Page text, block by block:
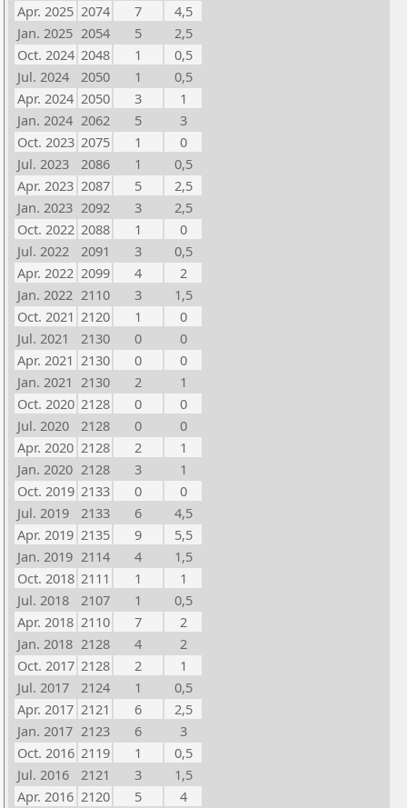
Apr. 2025 2074 7
4,5
Jan. 2025 2054 5
2,5
Oct. 2024 2048 1
0,5
Jul. 2024
2050 1
0,5
Apr. 2024 2050 3
1
Jan. 2024 2062 5
3
Oct. 2023 2075 1
0
Jul. 2023
2086 1
0,5
Apr. 2023 2087 5
2,5
Jan. 2023 2092 3
2,5
Oct. 2022 2088 1
0
Jul. 2022
2091 3
0,5
Apr. 2022 2099 4
2
Jan. 2022 2110 3
1,5
Oct. 2021 2120 1
0
Jul. 2021
2130 0
0
Apr. 2021 2130 0
0
Jan. 2021 2130 2
1
Oct. 2020 2128 0
0
Jul. 2020
2128 0
0
Apr. 2020 2128 2
1
Jan. 2020 2128 3
1
Oct. 2019 2133 0
0
Jul. 2019
2133 6
4,5
Apr. 2019 2135 9
5,5
Jan. 2019 2114 4
1,5
Oct. 2018 2111 1
1
Jul. 2018
2107 1
0,5
Apr. 2018 2110 7
2
Jan. 2018 2128 4
2
Oct. 2017 2128 2
1
Jul. 2017
2124 1
0,5
Apr. 2017 2121 6
2,5
Jan. 2017 2123 6
3
Oct. 2016 2119 1
0,5
Jul. 2016
2121 3
1,5
Apr. 2016 2120 5
4